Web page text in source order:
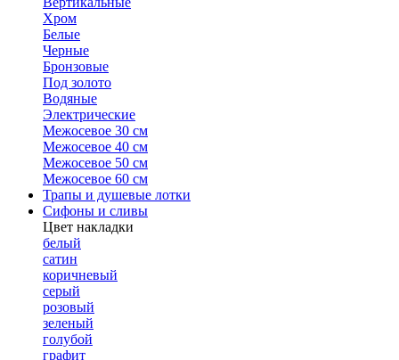
Хром
Белые
Черные
Бронзовые
Под золото
Водяные
Электрические
Межосевое 30 см
Межосевое 40 см
Межосевое 50 см
Межосевое 60 см
Трапы и душевые лотки
Сифоны и сливы
Цвет накладки
белый
сатин
коричневый
серый
розовый
зеленый
голубой
графит